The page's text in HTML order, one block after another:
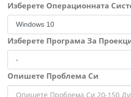
Изберете Операционната
Изберете Програма За
Опишете Проблема Си